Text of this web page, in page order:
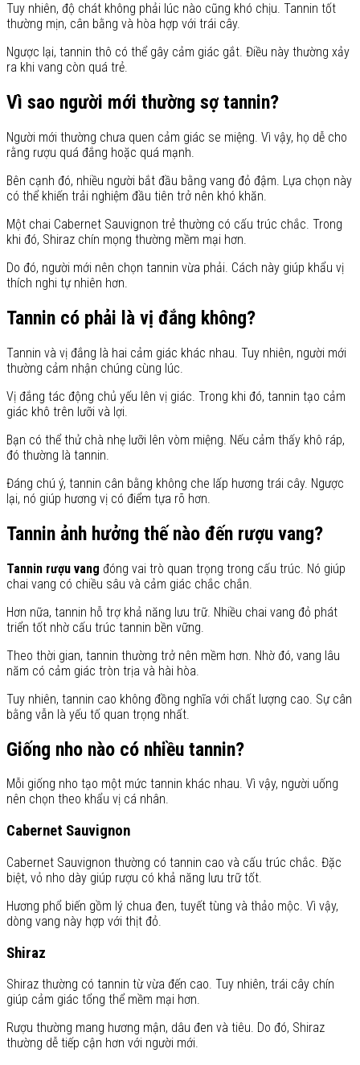
Tuy nhiên, độ chát không phải lúc nào cũng khó chịu. Tannin tốt
thường mịn, cân bằng và hòa hợp với trái cây.
Ngược lại, tannin thô có thể gây cảm giác gắt. Điều này thường xảy
ra khi vang còn quá trẻ.
Vì sao người mới thường sợ tannin?
Người mới thường chưa quen cảm giác se miệng. Vì vậy, họ dễ cho
rằng rượu quá đắng hoặc quá mạnh.
Bên cạnh đó, nhiều người bắt đầu bằng vang đỏ đậm. Lựa chọn này
có thể khiến trải nghiệm đầu tiên trở nên khó khăn.
Một chai Cabernet Sauvignon trẻ thường có cấu trúc chắc. Trong
khi đó, Shiraz chín mọng thường mềm mại hơn.
Do đó, người mới nên chọn tannin vừa phải. Cách này giúp khẩu vị
thích nghi tự nhiên hơn.
Tannin có phải là vị đắng không?
Tannin và vị đắng là hai cảm giác khác nhau. Tuy nhiên, người mới
thường cảm nhận chúng cùng lúc.
Vị đắng tác động chủ yếu lên vị giác. Trong khi đó, tannin tạo cảm
giác khô trên lưỡi và lợi.
Bạn có thể thử chà nhẹ lưỡi lên vòm miệng. Nếu cảm thấy khô ráp,
đó thường là tannin.
Đáng chú ý, tannin cân bằng không che lấp hương trái cây. Ngược
lại, nó giúp hương vị có điểm tựa rõ hơn.
Tannin ảnh hưởng thế nào đến rượu vang?
Tannin rượu vang đóng vai trò quan trọng trong cấu trúc. Nó giúp
chai vang có chiều sâu và cảm giác chắc chắn.
Hơn nữa, tannin hỗ trợ khả năng lưu trữ. Nhiều chai vang đỏ phát
triển tốt nhờ cấu trúc tannin bền vững.
Theo thời gian, tannin thường trở nên mềm hơn. Nhờ đó, vang lâu
năm có cảm giác tròn trịa và hài hòa.
Tuy nhiên, tannin cao không đồng nghĩa với chất lượng cao. Sự cân
bằng vẫn là yếu tố quan trọng nhất.
Giống nho nào có nhiều tannin?
Mỗi giống nho tạo một mức tannin khác nhau. Vì vậy, người uống
nên chọn theo khẩu vị cá nhân.
Cabernet Sauvignon
Cabernet Sauvignon thường có tannin cao và cấu trúc chắc. Đặc
biệt, vỏ nho dày giúp rượu có khả năng lưu trữ tốt.
Hương phổ biến gồm lý chua đen, tuyết tùng và thảo mộc. Vì vậy,
dòng vang này hợp với thịt đỏ.
Shiraz
Shiraz thường có tannin từ vừa đến cao. Tuy nhiên, trái cây chín
giúp cảm giác tổng thể mềm mại hơn.
Rượu thường mang hương mận, dâu đen và tiêu. Do đó, Shiraz
thường dễ tiếp cận hơn với người mới.